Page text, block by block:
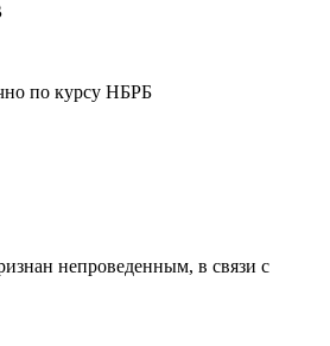
по курсу НБРБ
непроведенным, в связи с